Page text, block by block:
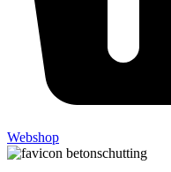
Webshop